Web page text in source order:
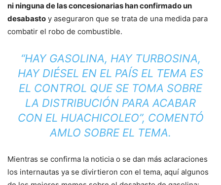
ni ninguna de las concesionarias han confirmado un
desabasto y aseguraron que se trata de una medida para
combatir el robo de combustible.
“HAY GASOLINA, HAY TURBOSINA,
HAY DIÉSEL EN EL PAÍS EL TEMA ES
EL CONTROL QUE SE TOMA SOBRE
LA DISTRIBUCIÓN PARA ACABAR
CON EL HUACHICOLEO”, COMENTÓ
AMLO SOBRE EL TEMA.
Mientras se confirma la noticia o se dan más aclaraciones
los internautas ya se divirtieron con el tema, aquí algunos